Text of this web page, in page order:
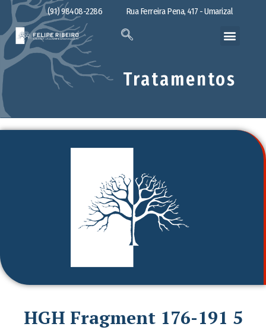
(91) 98408-2286 Rua Ferreira Pena, 417 - Umarizal
Tratamentos
HGH Fragment 176-191 5